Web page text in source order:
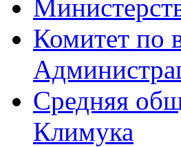
Комитет по
Средняя
Климука